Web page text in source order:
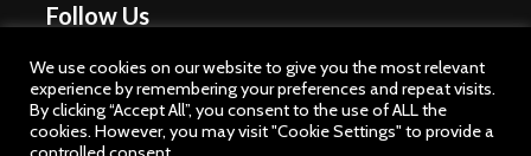
Follow Us
We use cookies on our website to give you the most relevant
experience by remembering your preferences and repeat visits.
By clicking “Accept All”, you consent to the use of ALL the
cookies. However, you may visit "Cookie Settings" to provide a